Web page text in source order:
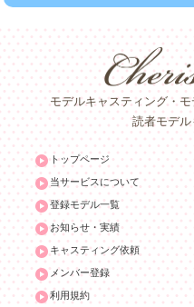
モデルキャスティング・
読者モデ
トップページ
当サービスについて
登録モデル一覧
お知らせ・実績
キャスティング依頼
メンバー登録
利用規約